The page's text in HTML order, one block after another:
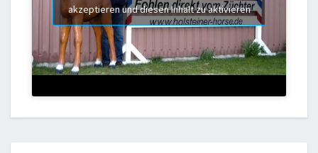
akzeptieren und diesen Inhalt zu aktivieren